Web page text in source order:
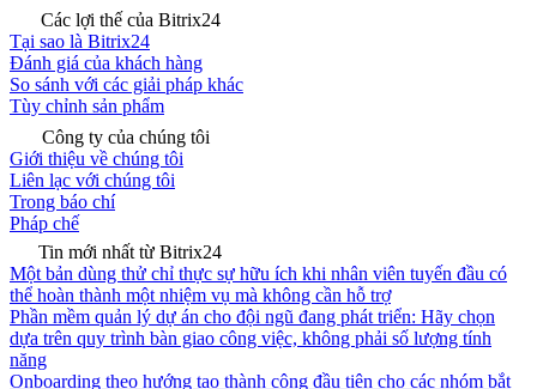
Các lợi thế của Bitrix24
Tại sao là Bitrix24
Đánh giá của khách hàng
So sánh với các giải pháp khác
Tùy chỉnh sản phẩm
Công ty của chúng tôi
Giới thiệu về chúng tôi
Liên lạc với chúng tôi
Trong báo chí
Pháp chế
Tin mới nhất từ Bitrix24
Một bản dùng thử chỉ thực sự hữu ích khi nhân viên tuyến đầu có
thể hoàn thành một nhiệm vụ mà không cần hỗ trợ
Phần mềm quản lý dự án cho đội ngũ đang phát triển: Hãy chọn
dựa trên quy trình bàn giao công việc, không phải số lượng tính
năng
Onboarding theo hướng tạo thành công đầu tiên cho các nhóm bắt